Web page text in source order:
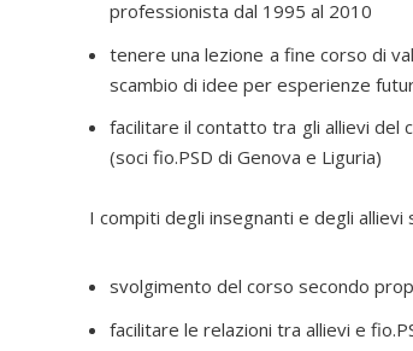
professionista dal 1995 al 2010
tenere una lezione a fine corso di
scambio di idee per esperienze
facilitare il contatto tra gli allievi
(soci fio.PSD di Genova e Liguria)
I compiti degli insegnanti e degli allievi
svolgimento del corso secondo
facilitare le relazioni tra allievi e